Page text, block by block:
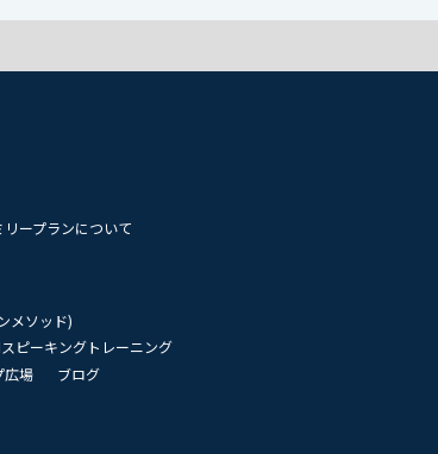
リープランについて
メソッド)
ピーキングトレーニング
広場
ブログ